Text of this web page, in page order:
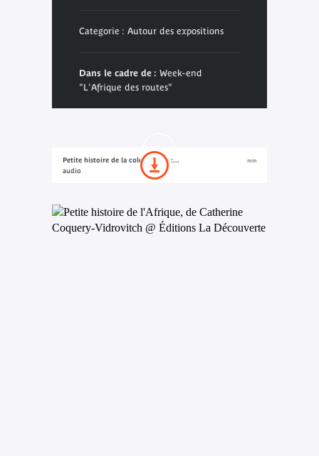
Categorie : Autour des expositions
Dans le cadre de : Week-end
"L'Afrique des routes"
Petite histoire de la colonisation :...
audio
min